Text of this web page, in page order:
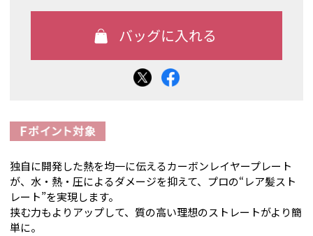
独自に開発した熱を均一に伝えるカーボンレイヤープレート
が、水・熱・圧によるダメージを抑えて、プロの“レア髪スト
レート”を実現します。
挟む力もよりアップして、質の高い理想のストレートがより簡
単に。